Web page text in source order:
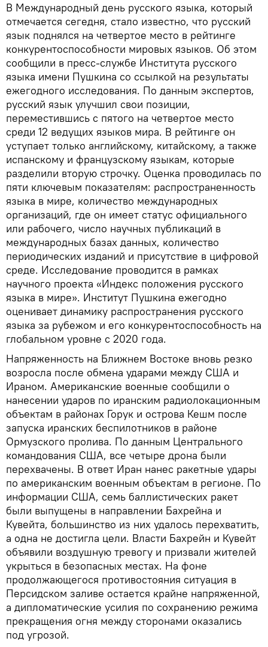
В Международный день русского языка, который
отмечается сегедня, стало известно, что русский
язык поднялся на четвертое место в рейтинге
конкурентоспособности мировых языков. Об этом
сообщили в пресс-службе Института русского
языка имени Пушкина со ссылкой на результаты
ежегодного исследования. По данным экспертов,
русский язык улучшил свои позиции,
переместившись с пятого на четвертое место
среди 12 ведущих языков мира. В рейтинге он
уступает только английскому, китайскому, а также
испанскому и французскому языкам, которые
разделили вторую строчку. Оценка проводилась по
пяти ключевым показателям: распространенность
языка в мире, количество международных
организаций, где он имеет статус официального
или рабочего, число научных публикаций в
международных базах данных, количество
периодических изданий и присутствие в цифровой
среде. Исследование проводится в рамках
научного проекта «Индекс положения русского
языка в мире». Институт Пушкина ежегодно
оценивает динамику распространения русского
языка за рубежом и его конкурентоспособность на
глобальном уровне с 2020 года.
Напряженность на Ближнем Востоке вновь резко
возросла после обмена ударами между США и
Ираном. Американские военные сообщили о
нанесении ударов по иранским радиолокационным
объектам в районах Горук и острова Кешм после
запуска иранских беспилотников в районе
Ормузского пролива. По данным Центрального
командования США, все четыре дрона были
перехвачены. В ответ Иран нанес ракетные удары
по американским военным объектам в регионе. По
информации США, семь баллистических ракет
были выпущены в направлении Бахрейна и
Кувейта, большинство из них удалось перехватить,
а одна не достигла цели. Власти Бахрейн и Кувейт
объявили воздушную тревогу и призвали жителей
укрыться в безопасных местах. На фоне
продолжающегося противостояния ситуация в
Персидском заливе остается крайне напряженной,
а дипломатические усилия по сохранению режима
прекращения огня между сторонами оказались
под угрозой.